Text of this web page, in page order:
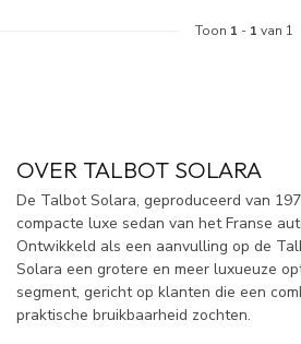
Toon 1 - 1 van 1
OVER TALBOT SOLARA
De Talbot Solara, geproduceerd van
compacte luxe sedan van het Franse
Ontwikkeld als een aanvulling op de
Solara een grotere en meer luxueuze
segment, gericht op klanten die een
praktische bruikbaarheid zochten.